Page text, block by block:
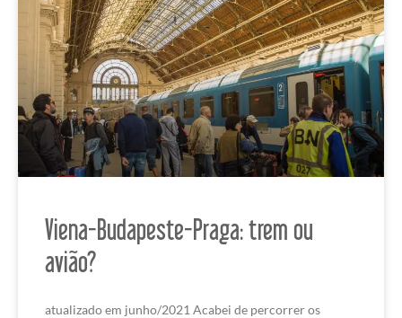
Viena-Budapeste-Praga: trem ou
avião?
atualizado em junho/2021 Acabei de percorrer os